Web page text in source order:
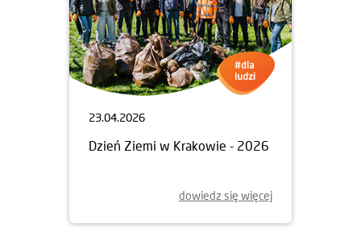
23.04.2026
Dzień Ziemi w Krakowie - 2026
dowiedz się więcej